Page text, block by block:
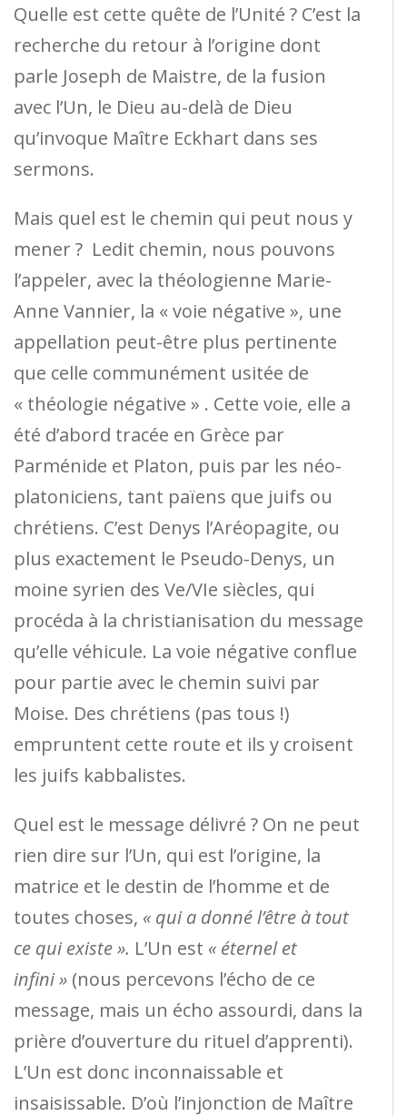
Quelle est cette quête de l’Unité ? C’est la
recherche du retour à l’origine dont
parle Joseph de Maistre, de la fusion
avec l’Un, le Dieu au-delà de Dieu
qu’invoque Maître Eckhart dans ses
sermons.
Mais quel est le chemin qui peut nous y
mener ? Ledit chemin, nous pouvons
l’appeler, avec la théologienne Marie-
Anne Vannier, la « voie négative », une
appellation peut-être plus pertinente
que celle communément usitée de
« théologie négative » . Cette voie, elle a
été d’abord tracée en Grèce par
Parménide et Platon, puis par les néo-
platoniciens, tant païens que juifs ou
chrétiens. C’est Denys l’Aréopagite, ou
plus exactement le Pseudo-Denys, un
moine syrien des Ve/VIe siècles, qui
procéda à la christianisation du message
qu’elle véhicule. La voie négative conflue
pour partie avec le chemin suivi par
Moise. Des chrétiens (pas tous !)
empruntent cette route et ils y croisent
les juifs kabbalistes.
Quel est le message délivré ? On ne peut
rien dire sur l’Un, qui est l’origine, la
matrice et le destin de l’homme et de
toutes choses, « qui a donné l’être à tout
ce qui existe ». L’Un est « éternel et
infini » (nous percevons l’écho de ce
message, mais un écho assourdi, dans la
prière d’ouverture du rituel d’apprenti).
L’Un est donc inconnaissable et
insaisissable. D’où l’injonction de Maître